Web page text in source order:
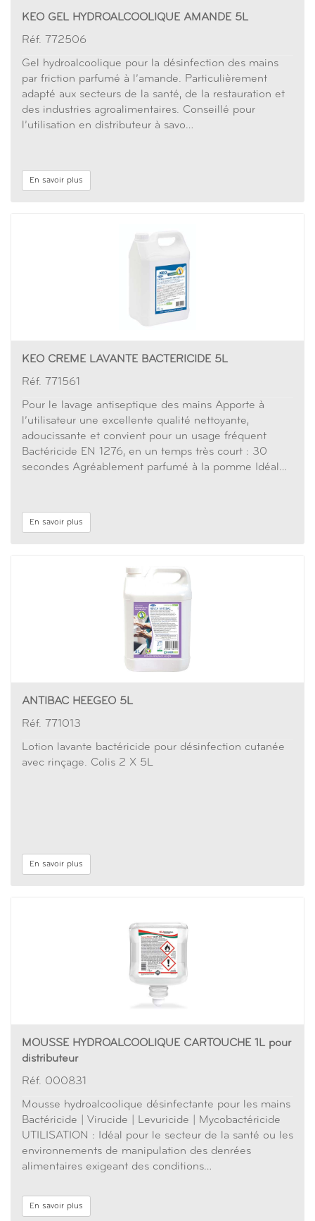
KEO GEL HYDROALCOOLIQUE AMANDE 5L
Réf. 772506
Gel hydroalcoolique pour la désinfection des mains
par friction parfumé à l’amande. Particulièrement
adapté aux secteurs de la santé, de la restauration et
des industries agroalimentaires. Conseillé pour
l’utilisation en distributeur à savo…
En savoir plus
KEO CREME LAVANTE BACTERICIDE 5L
Réf. 771561
Pour le lavage antiseptique des mains Apporte à
l’utilisateur une excellente qualité nettoyante,
adoucissante et convient pour un usage fréquent
Bactéricide EN 1276, en un temps très court : 30
secondes Agréablement parfumé à la pomme Idéal…
En savoir plus
ANTIBAC HEEGEO 5L
Réf. 771013
Lotion lavante bactéricide pour désinfection cutanée
avec rinçage. Colis 2 X 5L
En savoir plus
MOUSSE HYDROALCOOLIQUE CARTOUCHE 1L pour
distributeur
Réf. 000831
Mousse hydroalcoolique désinfectante pour les mains
Bactéricide | Virucide | Levuricide | Mycobactéricide
UTILISATION : Idéal pour le secteur de la santé ou les
environnements de manipulation des denrées
alimentaires exigeant des conditions…
En savoir plus